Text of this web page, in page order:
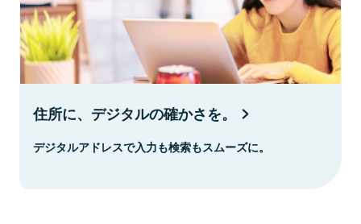
住所に、デジタルの確かさを。
デジタルアドレスで入力も検索もスムーズに。